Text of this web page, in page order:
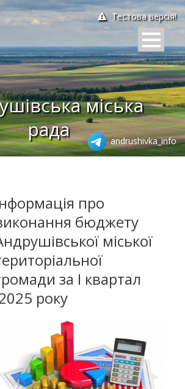
Тестова версія!
міська
рада
andrushivka_info
про
бюджету
міської
за І квартал
року